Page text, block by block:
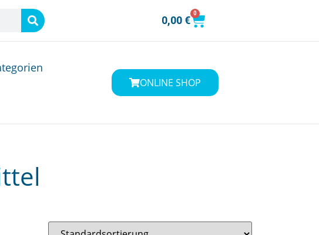
0,00 €
0
ONLINE SHOP